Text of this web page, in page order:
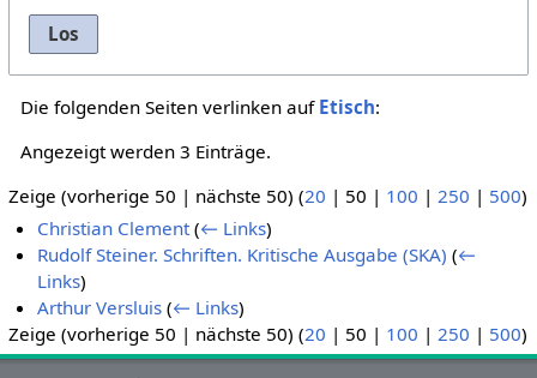
Los
Die folgenden Seiten verlinken auf Etisch:
Angezeigt werden 3 Einträge.
Zeige (vorherige 50 | nächste 50) (20 | 50 | 100 | 250 | 500)
Christian Clement (← Links)
Rudolf Steiner. Schriften. Kritische Ausgabe (SKA) (←
Links)
Arthur Versluis (← Links)
Zeige (vorherige 50 | nächste 50) (20 | 50 | 100 | 250 | 500)